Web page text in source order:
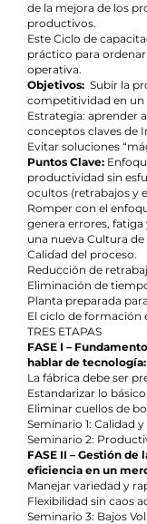
de la mejora de los
productivos.
Este Ciclo de
práctico para
operativa.
Objetivos: Subir la
competitividad en un
Estrategia: aprender
conceptos claves de
Evitar soluciones
Puntos Clave:
productividad sin
ocultos (retrabajos y
Romper con el
genera errores,
una nueva Cultura de
Calidad del proceso.
Reducción de
Eliminación de
Planta preparada
El ciclo de formación
TRES ETAPAS
FASE I –
hablar de tecnología:
La fábrica debe ser
Estandarizar lo básico.
Eliminar cuellos de
Seminario 1: Calidad
Seminario 2:
FASE II – Gestión
eficiencia en un
Manejar variedad y
Flexibilidad sin caos
Seminario 3: Bajos